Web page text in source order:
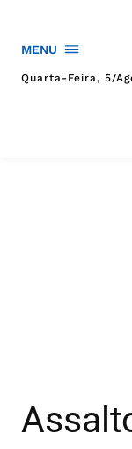
MENU
Quarta-Feira, 5/